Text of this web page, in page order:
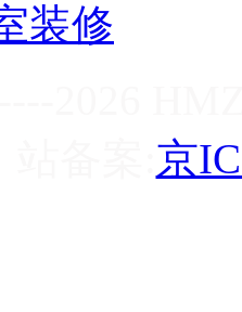
装修
京